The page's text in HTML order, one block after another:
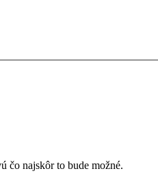
čo najskôr to bude možné.